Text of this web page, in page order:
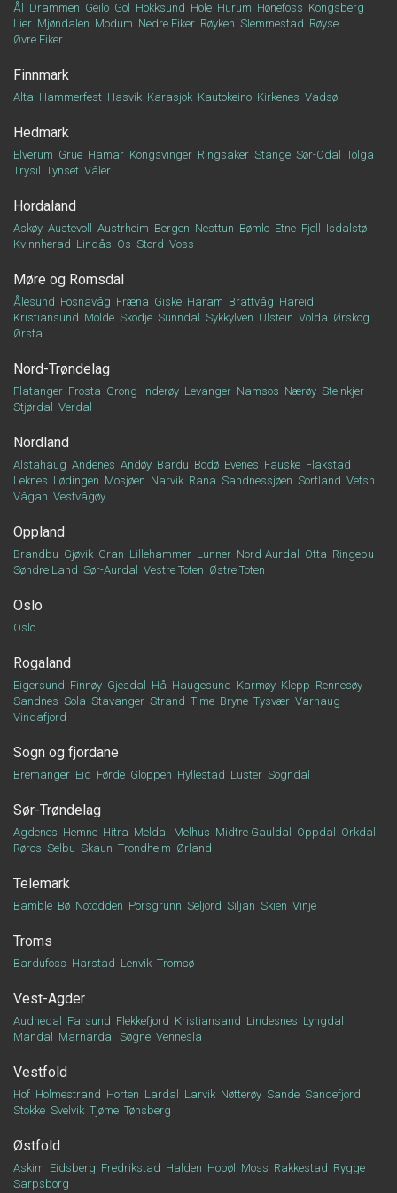
Ål Drammen Geilo Gol Hokksund Hole Hurum Hønefoss Kongsberg
Lier Mjøndalen Modum Nedre Eiker Røyken Slemmestad Røyse
Øvre Eiker
Finnmark
Alta Hammerfest Hasvik Karasjok Kautokeino Kirkenes Vadsø
Hedmark
Elverum Grue Hamar Kongsvinger Ringsaker Stange Sør-Odal
Tolga
Trysil
Tynset Våler
Hordaland
Askøy Austevoll Austrheim Bergen Nesttun Bømlo Etne Fjell
Isdalstø
Kvinnherad Lindås Os Stord Voss
Møre og Romsdal
Ålesund Fosnavåg Fræna Giske Haram Brattvåg Hareid
Kristiansund Molde Skodje Sunndal Sykkylven Ulstein Volda Ørskog
Ørsta
Nord-Trøndelag
Flatanger Frosta Grong Inderøy Levanger Namsos Nærøy Steinkjer
Stjørdal
Verdal
Nordland
Alstahaug Andenes Andøy Bardu Bodø Evenes Fauske Flakstad
Leknes Lødingen Mosjøen Narvik Rana Sandnessjøen Sortland Vefsn
Vågan Vestvågøy
Oppland
Brandbu Gjøvik Gran Lillehammer Lunner Nord-Aurdal Otta Ringebu
Søndre Land Sør-Aurdal Vestre Toten Østre Toten
Oslo
Oslo
Rogaland
Eigersund Finnøy Gjesdal Hå Haugesund Karmøy Klepp Rennesøy
Sandnes Sola Stavanger Strand Time Bryne Tysvær Varhaug
Vindafjord
Sogn og fjordane
Bremanger Eid Førde Gloppen Hyllestad Luster Sogndal
Sør-Trøndelag
Agdenes Hemne Hitra Meldal Melhus Midtre Gauldal Oppdal
Orkdal
Røros Selbu Skaun Trondheim Ørland
Telemark
Bamble Bø Notodden Porsgrunn Seljord Siljan Skien Vinje
Troms
Bardufoss Harstad Lenvik Tromsø
Vest-Agder
Audnedal Farsund Flekkefjord Kristiansand Lindesnes Lyngdal
Mandal
Marnardal Søgne Vennesla
Vestfold
Hof Holmestrand Horten Lardal Larvik Nøtterøy Sande Sandefjord
Stokke Svelvik Tjøme Tønsberg
Østfold
Askim Eidsberg Fredrikstad Halden Hobøl Moss Rakkestad Rygge
Sarpsborg